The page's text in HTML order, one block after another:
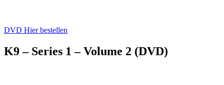
DVD Hier bestellen
K9 – Series 1 – Volume 2 (DVD)